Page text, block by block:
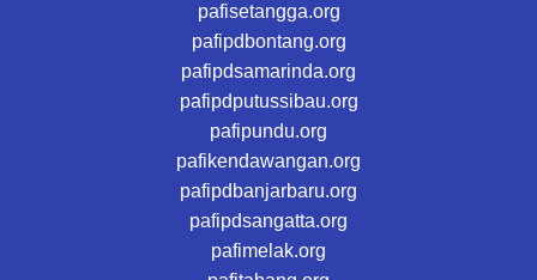
pafisetangga.org
pafipdbontang.org
pafipdsamarinda.org
pafipdputussibau.org
pafipundu.org
pafikendawangan.org
pafipdbanjarbaru.org
pafipdsangatta.org
pafimelak.org